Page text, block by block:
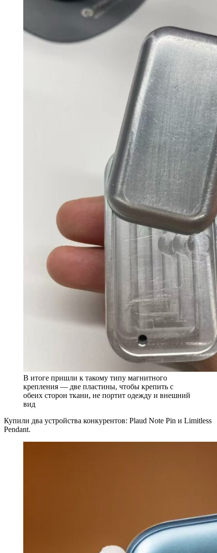
В итоге пришли к такому типу магнитного
крепления — две пластины, чтобы крепить с
обеих сторон ткани, не портит одежду и внешний
вид
Купили два устройства конкурентов: Plaud Note Pin и Limitless
Pendant.